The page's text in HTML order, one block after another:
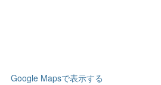
Google Mapsで表示する